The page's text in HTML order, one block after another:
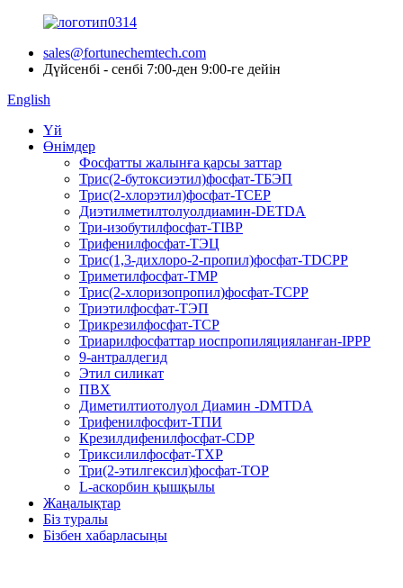
sales@fortunechemtech.com
Дүйсенбі - сенбі 7:00-ден 9:00-ге дейін
English
Үй
Өнімдер
Фосфатты жалынға қарсы заттар
Трис(2-бутоксиэтил)фосфат-ТБЭП
Трис(2-хлорэтил)фосфат-TCEP
Диэтилметилтолуолдиамин-DETDA
Три-изобутилфосфат-TIBP
Трифенилфосфат-ТЭЦ
Трис(1,3-дихлоро-2-пропил)фосфат-TDCPP
Триметилфосфат-TMP
Трис(2-хлоризопропил)фосфат-TCPP
Триэтилфосфат-ТЭП
Трикрезилфосфат-TCP
Триарилфосфаттар иоспропиляцияланған-IPPP
9-антралдегид
Этил силикат
ПВХ
Диметилтиотолуол Диамин -DMTDA
Трифенилфосфит-ТПИ
Крезилдифенилфосфат-CDP
Триксилилфосфат-TXP
Три(2-этилгексил)фосфат-TOP
L-аскорбин қышқылы
Жаңалықтар
Біз туралы
Бізбен хабарласыңы